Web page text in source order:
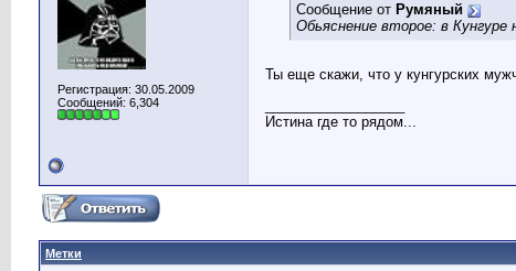
Регистрация: 30.05.2009
Сообщений: 6,304
Сообщение от Румяный
Обьяснение второе: в Кунгуре
Ты еще скажи, что у кунгурских
Истина где то рядом...
Метки